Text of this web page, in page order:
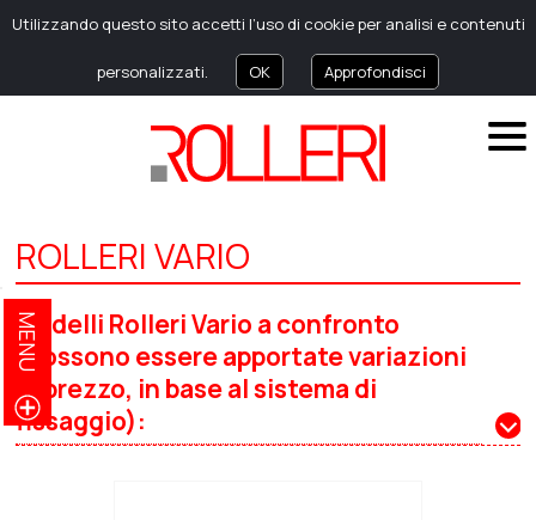
Utilizzando questo sito accetti l’uso di cookie per analisi e contenuti
personalizzati. OK Approfondisci
ROLLERI VARIO
Modelli Rolleri Vario a confronto
(possono essere apportate variazioni
di prezzo, in base al sistema di
fissaggio):
MENU